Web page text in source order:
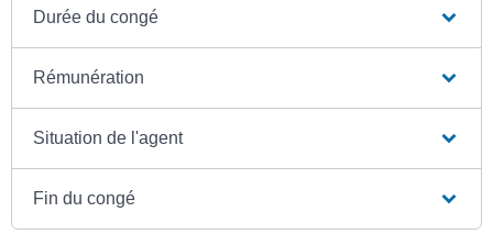
Durée du congé
Rémunération
Situation de l'agent
Fin du congé